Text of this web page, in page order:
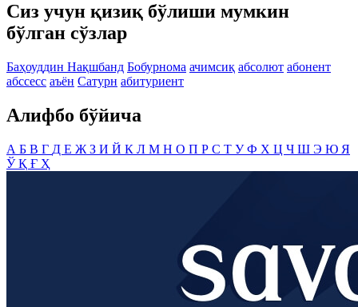
Сиз учун қизиқ бўлиши мумкин
бўлган сўзлар
Баҳоуддин Нақшбанд Бобурнома ачимсиқ абсолют абонент
абссесс аъён Сатурн абитуриент
Алифбо бўйича
А Б В Г Д Е Ж З И Й К Л М Н О П Р С Т УФ Х Ц Ч Ш Э Ю Я
ЎҚ Ғ Ҳ